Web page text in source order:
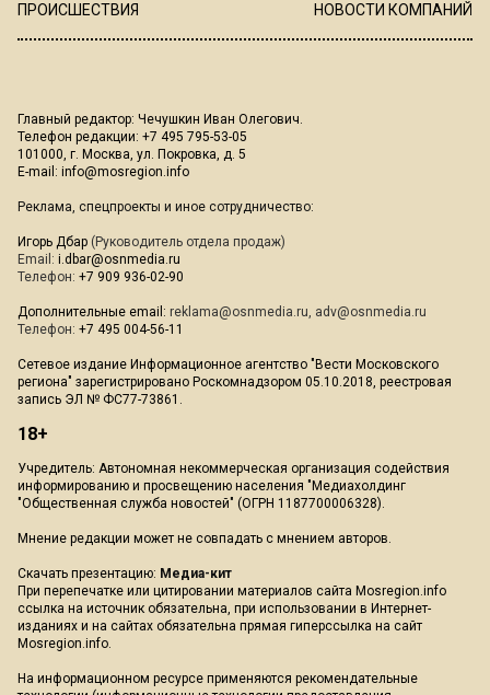
ПРОИСШЕСТВИЯ
НОВОСТИ КОМПАНИЙ
Главный редактор: Чечушкин Иван Олегович.
Телефон редакции: +7 495 795-53-05
101000, г. Москва, ул. Покровка, д. 5
E-mail: info@mosregion.info
Реклама, спецпроекты и иное сотрудничество:
Игорь Дбар (Руководитель отдела продаж)
Email: i.dbar@osnmedia.ru
Телефон: +7 909 936-02-90
Дополнительные email: reklama@osnmedia.ru, adv@osnmedia.ru
Телефон: +7 495 004-56-11
Сетевое издание Информационное агентство "Вести Московского
региона" зарегистрировано Роскомнадзором 05.10.2018, реестровая
запись ЭЛ № ФС77-73861.
18+
Учредитель: Автономная некоммерческая организация содействия
информированию и просвещению населения "Медиахолдинг
"Общественная служба новостей" (ОГРН 1187700006328).
Мнение редакции может не совпадать с мнением авторов.
Скачать презентацию: Медиа-кит
При перепечатке или цитировании материалов сайта Mosregion.info
ссылка на источник обязательна, при использовании в Интернет-
изданиях и на сайтах обязательна прямая гиперссылка на сайт
Mosregion.info.
На информационном ресурсе применяются рекомендательные